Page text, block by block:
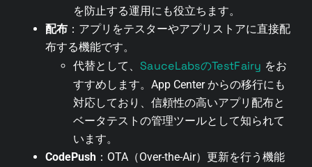
を防止する運用にも役立ちます。
配布 ：アプリをテスターやアプリストアに直接配
布する機能です。
代替として、 SauceLabsのTestFairy をお
すすめします。App Center からの移行にも
対応しており、信頼性の高いアプリ配布と
ベータテストの管理ツールとして知られて
います。
CodePush ：OTA（Over-the-Air）更新を行う機能